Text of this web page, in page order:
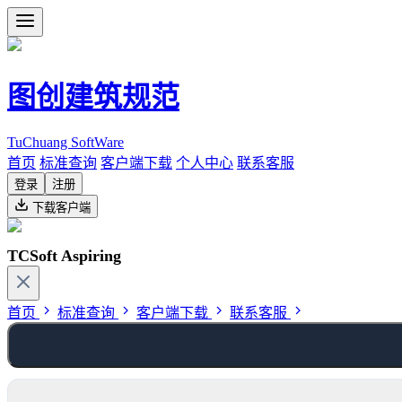
图创建筑规范
TuChuang SoftWare
首页 标准查询 客户端下载 个人中心 联系客服
登录
注册
下载客户端
TCSoft Aspiring
首页 标准查询 客户端下载 联系客服